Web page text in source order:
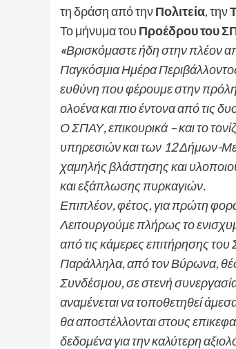
τη δράση από τηνΠολιτεία, την
Το μήνυμα του Προέδρου του
«Βρισκόμαστε ήδη στην πλέον
Παγκόσμια Ημέρα
ευθύνη που φέρουμε στην
ολοένα και πιο έντονα από τις
Ο ΣΠΑΥ, επικουρικά – και το
υπηρεσιών και των 12 Δήμων-
χαμηλής βλάστησης και
και εξάπλωσης πυρκαγιών.
Επιπλέον, φέτος, για πρώτη
Λειτουργούμε πλήρως το
από τις κάμερες επιτήρησης
Παράλληλα, από τον Βύρωνα,
Συνδέσμου, σε στενή
αναμένεται να τοποθετηθεί
θα αποστέλλονται στους
δεδομένα για την καλύτερη